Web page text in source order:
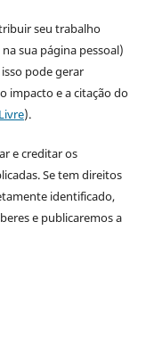
seu trabalho
sua página pessoal)
pode gerar
impacto e a citação do
).
e creditar os
Se tem direitos
identificado,
e publicaremos a